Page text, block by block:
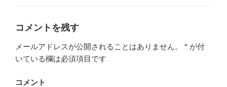
ー
コメントを残す
メールアドレスが公開されることはありません。 * が付
いている欄は必須項目です
コメント